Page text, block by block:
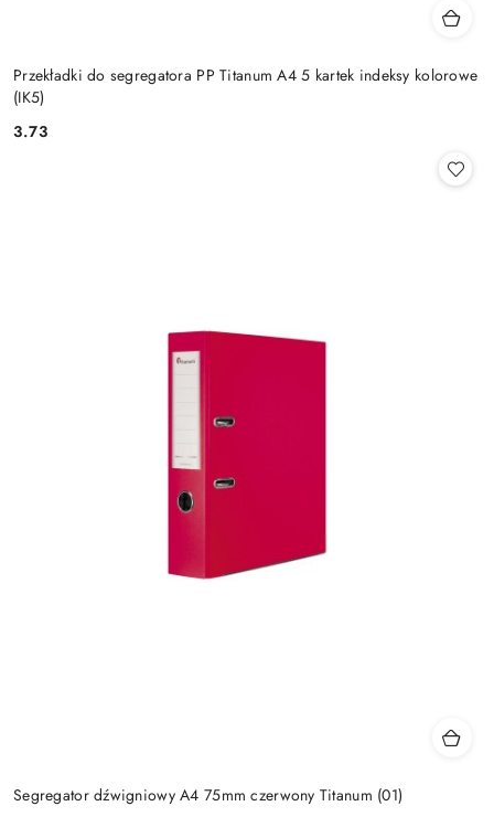
Przekładki do segregatora PP Titanum A4 5 kartek indeksy kolorowe
(IK5)
Cena:
3.73
Segregator dźwigniowy A4 75mm czerwony Titanum (01)